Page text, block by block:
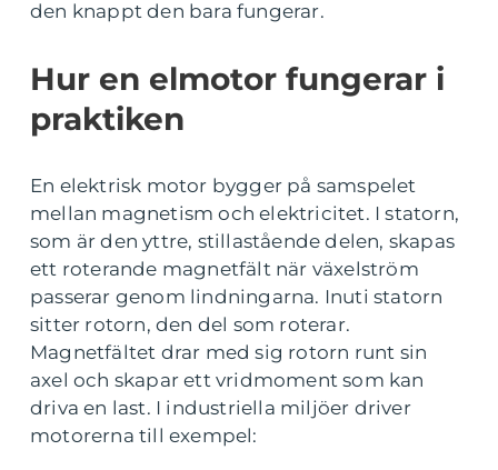
den knappt den bara fungerar.
Hur en elmotor fungerar i
praktiken
En elektrisk motor bygger på samspelet
mellan magnetism och elektricitet. I statorn,
som är den yttre, stillastående delen, skapas
ett roterande magnetfält när växelström
passerar genom lindningarna. Inuti statorn
sitter rotorn, den del som roterar.
Magnetfältet drar med sig rotorn runt sin
axel och skapar ett vridmoment som kan
driva en last. I industriella miljöer driver
motorerna till exempel: